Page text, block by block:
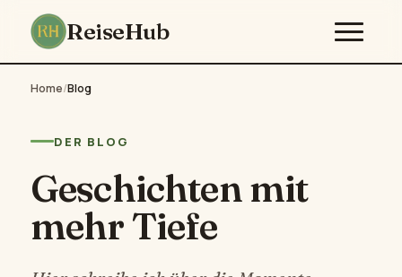
ReiseHub
Home/Blog
DER BLOG
Geschichten mit
mehr Tiefe